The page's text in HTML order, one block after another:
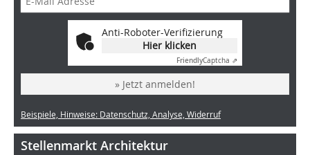
Anti-Roboter-Verifizierung
Hier klicken
FriendlyCaptcha ⇗
» Jetzt anmelden!
Beispiele, Hinweise: Datenschutz, Analyse, Widerruf
Stellenmarkt Architektur